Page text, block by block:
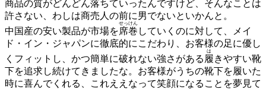
商品の質がどんどん落ちていったんですけど、そんなことは
許さない、わしは商売人の前に男でないといかんと。
中国産の安い製品が市場を席巻
せっけん
していくのに対して、メイ
ド・イン・ジャパンに徹底的にこだわり、お客様の足に優し
くフィットし、かつ簡単に破れない強さがある 履
は
きやすい靴
下を追求し続けてきましたな。お客様がうちの靴下を履いた
時に喜んでくれる、これええなって笑顔になることを夢見て